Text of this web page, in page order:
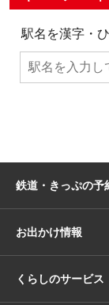
駅名を漢字・
鉄道・きっぷの予
お出かけ情報
くらしのサービス